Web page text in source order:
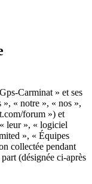
Carminat » et ses
», « notre », « nos »,
forum ») et
leur », « logiciel
», « Équipes
collectée pendant
(désignée ci-après